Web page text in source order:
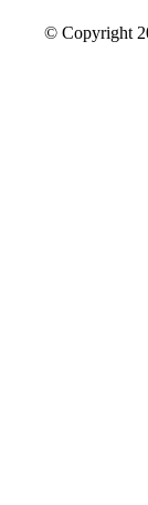
© Copyright